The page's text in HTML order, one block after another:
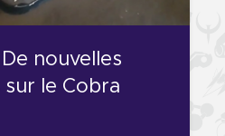
nouvelles
le Cobra